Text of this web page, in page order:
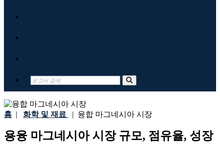
홈 | 화학 및 재료 | 융합 마그네시아 시장
용융 마그네시아 시장 규모, 점유율, 성장